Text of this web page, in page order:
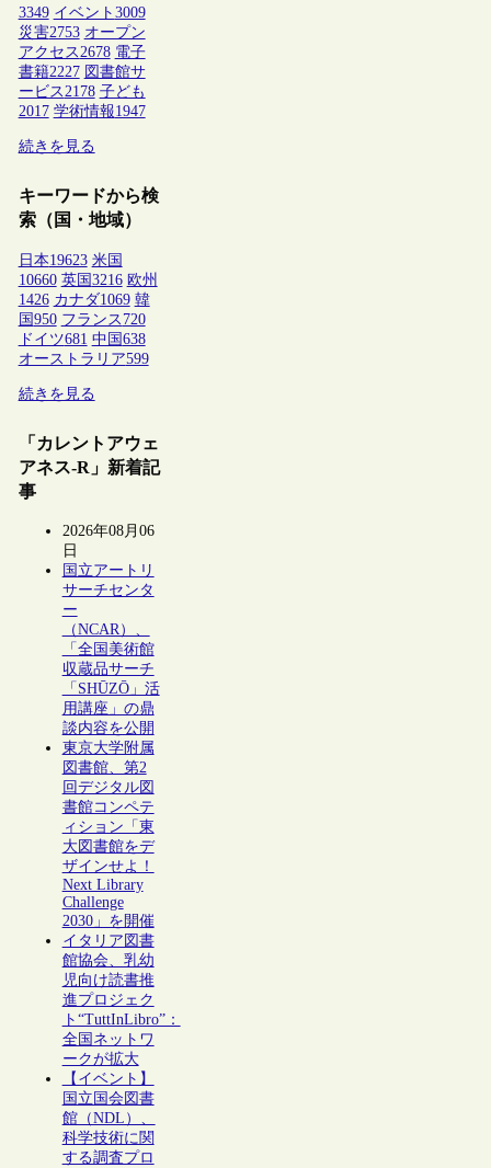
3349 イベント 3009
災害2753 オープン
アクセス 2678 電子
書籍2227 図書館サ
ービス 2178 子ども
2017 学術情報1947
続きを見る
キーワードから検
索（国・地域）
日本19623 米国
10660 英国3216 欧州
1426 カナダ1069 韓
国950 フランス 720
ドイツ681 中国638
オーストラリア599
続きを見る
「カレントアウェ
アネス-R」新着記
事
2026年08月06
日
国立アートリ
サーチセンタ
ー
（NCAR）、
「全国美術館
収蔵品サーチ
「SHŪZŌ」活
用講座」の鼎
談内容を公開
東京大学附属
図書館、第2
回デジタル図
書館コンペテ
ィション「東
大図書館をデ
ザインせよ！
Next Library
Challenge
2030」を開催
イタリア図書
館協会、乳幼
児向け読書推
進プロジェク
ト“TuttInLibro”：
全国ネットワ
ークが拡大
【イベント】
国立国会図書
館（NDL）、
科学技術に関
する調査プロ